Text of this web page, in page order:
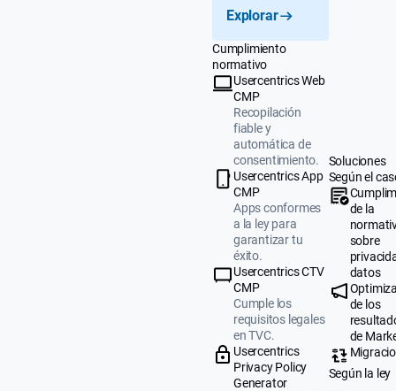
Explorar
Cumplimiento
normativo
Usercentrics Web
CMP
Recopilación
fiable y
automática de
consentimiento.
Usercentrics App
CMP
Apps conformes
a la ley para
garantizar tu
éxito.
Usercentrics CTV
CMP
Cumple los
requisitos legales
en TVC.
Usercentrics
Privacy Policy
Generator
Soluciones
Según el
de la
sobre
datos
de los
de
Según la ley